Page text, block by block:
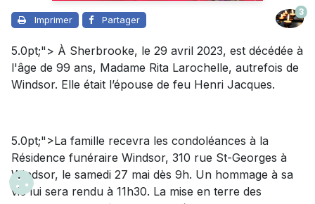
Imprimer Partager
3
5.0pt;"> À Sherbrooke, le 29 avril 2023, est décédée à
l'âge de 99 ans, Madame Rita Larochelle, autrefois de
Windsor. Elle était l’épouse de feu Henri Jacques.
5.0pt;">La famille recevra les condoléances à la
Résidence funéraire Windsor, 310 rue St-Georges à
Windsor, le samedi 27 mai dès 9h. Un hommage à sa
vie lui sera rendu à 11h30. La mise en terre des